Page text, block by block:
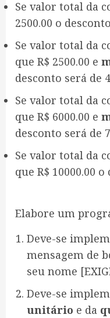
Se valor total da
2500.00 o
Se valor total da
que R$ 2500.00 e
desconto será de
Se valor total da
que R$ 6000.00 e
desconto será de
Se valor total da
que R$ 10000.00
Elabore um
Deve-se
mensagem de
seu nome
Deve-se
unitário e da